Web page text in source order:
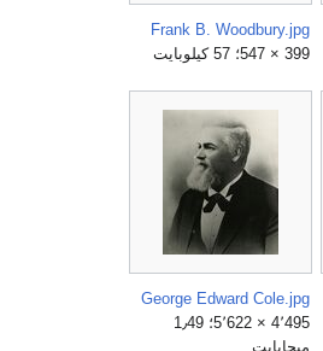
Frank B. Woodbury.jpg
399 × 547؛ 57 كيلوبايت
George Edward Cole.jpg
4٬495 × 5٬622؛ 1٫49
ميجابايت